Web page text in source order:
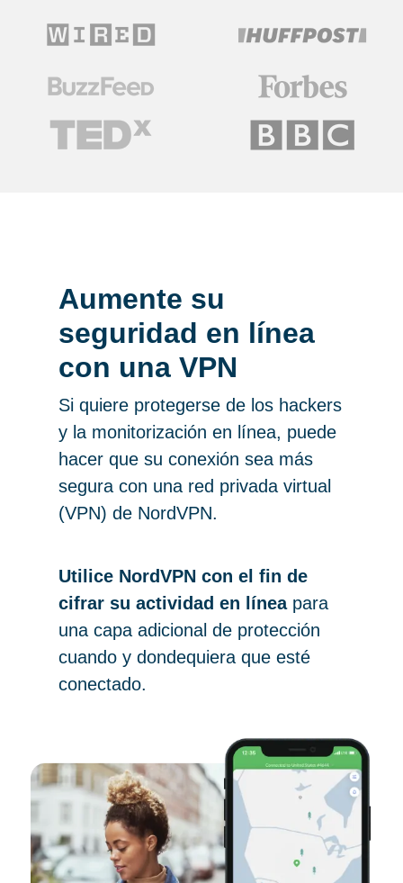
Aumente su
seguridad en línea
con una VPN
Si quiere protegerse de los hackers
y la monitorización en línea, puede
hacer que su conexión sea más
segura con una red privada virtual
(VPN) de NordVPN.
Utilice NordVPN con el fin de
cifrar su actividad en líneapara
una capa adicional de protección
cuando y dondequiera que esté
conectado.